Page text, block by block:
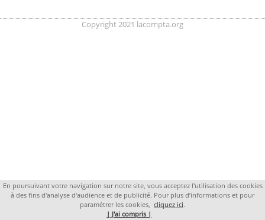
Copyright 2021 lacompta.org
En poursuivant votre navigation sur notre site, vous acceptez l'utilisation des cookies
à des fins d'analyse d'audience et de publicité. Pour plus d’informations et pour
paramétrer les cookies, cliquez ici.
| J'ai compris |